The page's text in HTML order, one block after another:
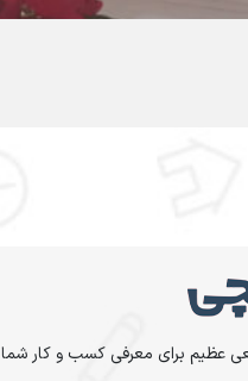
عظیم برای معرفی کسب و کار شما